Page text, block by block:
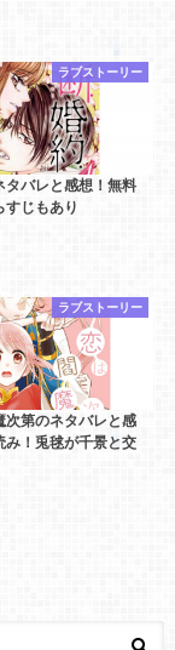
ラブストーリー
タバレと感想！無料
すじもあり
ラブストーリー
次第のネタバレと感
み！兎毬が千景と交